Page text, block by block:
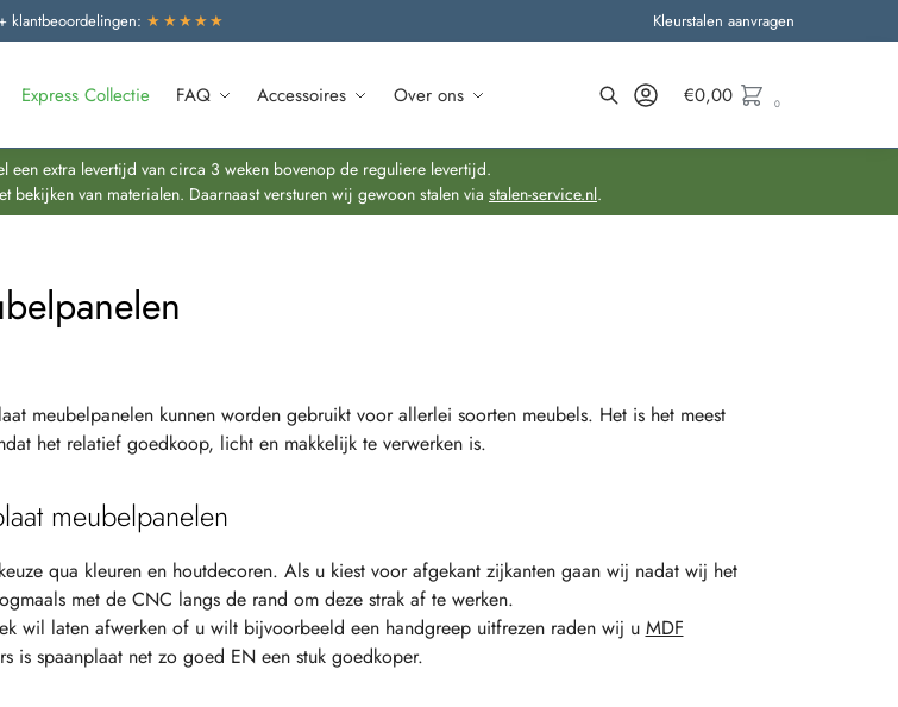
klantbeoordelingen: ★★★★★ Kleurstalen aanvragen
Express Collectie FAQ Accessoires Over ons €0,00 0
een extra levertijd van circa 3 weken bovenop de reguliere levertijd.
van materialen. Daarnaast versturen wij gewoon stalen via stalen-service.nl.
meubelpanelen kunnen worden gebruikt voor allerlei soorten meubels. Het is het meest
het relatief goedkoop, licht en makkelijk te verwerken is.
meubelpanelen
qua kleuren en houtdecoren. Als u kiest voor afgekant zijkanten gaan wij nadat wij het
met de CNC langs de rand om deze strak af te werken.
wil laten afwerken of u wilt bijvoorbeeld een handgreep uitfrezen raden wij u MDF
is spaanplaat net zo goed EN een stuk goedkoper.